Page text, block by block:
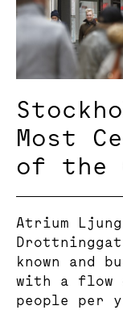
Most
of the
Atrium
known and
with a flow
people per